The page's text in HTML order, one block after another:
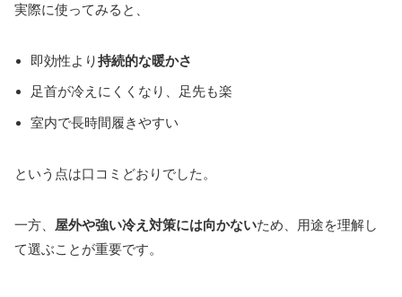
実際に使ってみると、
即効性より持続的な暖かさ
足首が冷えにくくなり、足先も楽
室内で長時間履きやすい
という点は口コミどおりでした。
一方、 屋外や強い冷え対策には向かないため、用途を理解し
て選ぶことが重要です。